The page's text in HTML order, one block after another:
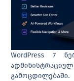
WordPress 7